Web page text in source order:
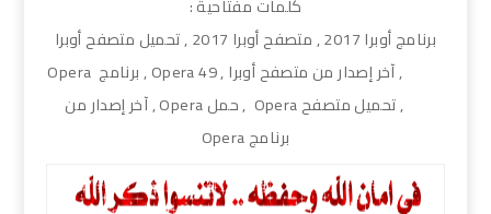
كلمات مفتاحية :
برنامج أوبرا 2017 , متصفح أوبرا 2017 , تحميل متصفح أوبرا
2018 , آخر إصدار من متصفح أوبرا , Opera 49 , برنامج Opera
49 , تحميل متصفح Opera , حمل Opera , آخر إصدار من
برنامج Opera